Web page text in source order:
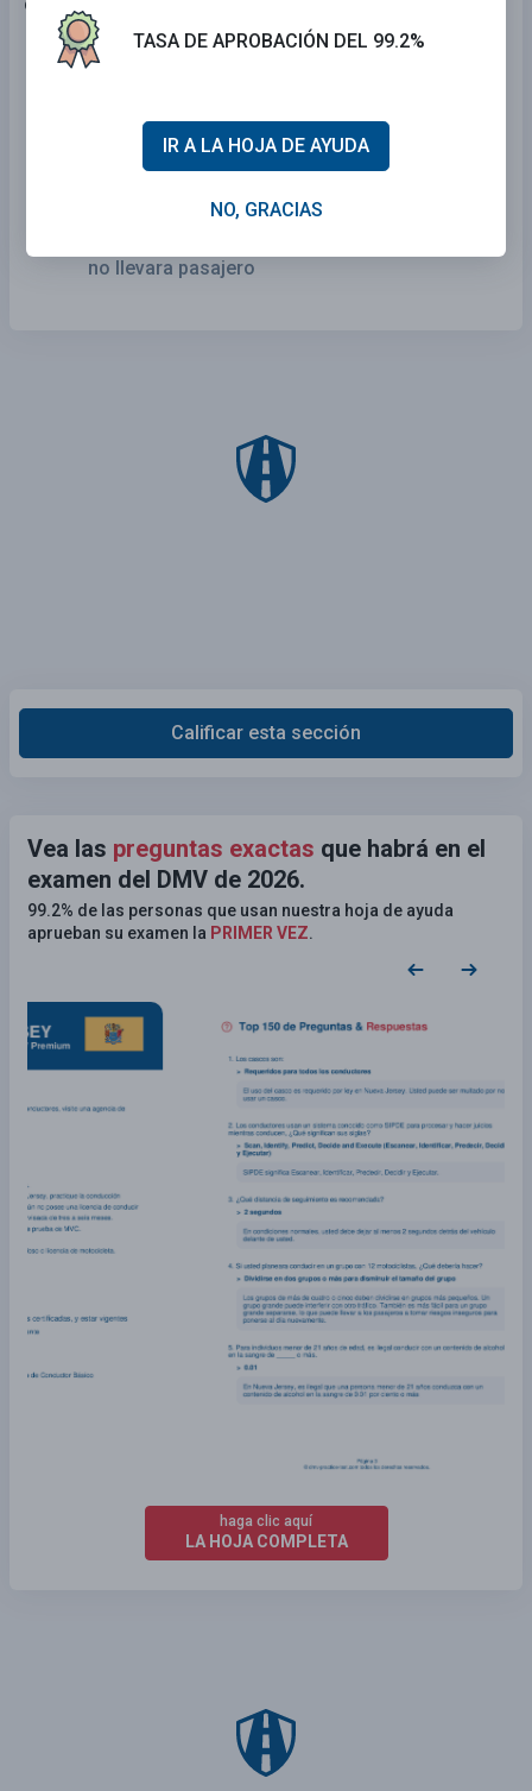
Operar a una velocidad más baja que la normal
usaría si no llevara pasajero
no llevara pasajero
Calificar esta sección
Vea las preguntas exactas que habrá en el
examen del DMV de 2026.
99.2% de las personas que usan nuestra hoja de ayuda
aprueban su examen la PRIMER VEZ.
haga clic aquí
LA HOJA COMPLETA
TASA DE APROBACIÓN DEL 99.2%
IR A LA HOJA DE AYUDA
NO, GRACIAS